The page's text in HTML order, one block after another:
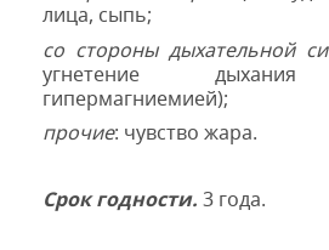
лица, сыпь;
со стороны дыхательной
угнетение дыхания
гипермагниемией);
прочие: чувство жара.
Срок годности. 3 года.